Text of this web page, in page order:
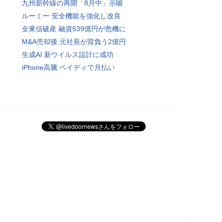
九州新幹線の再開「8月中」示唆
ルーミー 安全機能を強化し改良
全東信破産 融資539億円が危機に
M&A売却後 元社長が背負う2億円
生成AI 新ウイルス設計に成功
iPhone高騰 ペイディで月払い